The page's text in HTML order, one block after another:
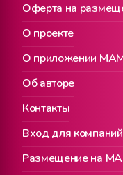
О проекте
Вход для компаний
О приложении
Размещение на
Об авторе
Оферта на
Контакты